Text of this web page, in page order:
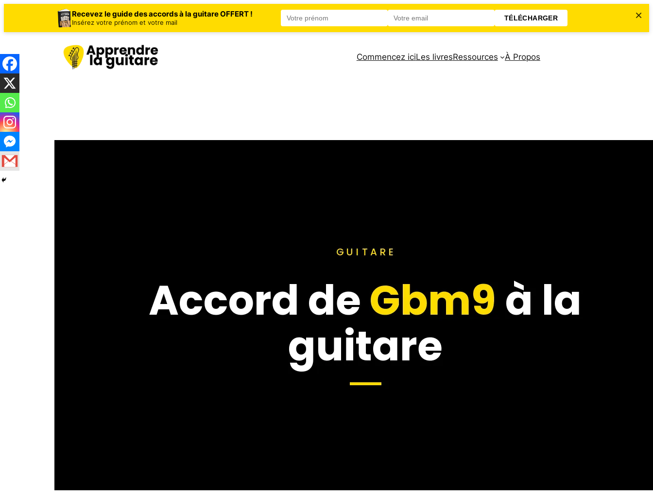
Recevez le guide des accords à la guitare OFFERT !
Insérez votre prénom et votre mail
TÉLÉCHARGER ×
contenu
Commencez iciLes livresRessources À Propos